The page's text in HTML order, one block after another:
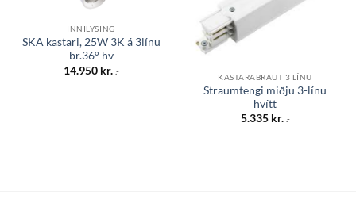
INNILÝSING
SKA kastari, 25W 3K á 3línu
br.36° hv
14.950 kr. .-
KASTARABRAUT 3 LÍNU
Straumtengi miðju 3-línu
hvítt
5.335 kr. .-